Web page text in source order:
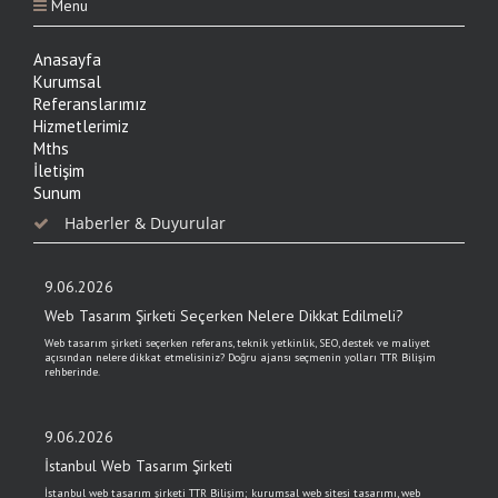
Menu
Anasayfa
Kurumsal
Referanslarımız
Hizmetlerimiz
Mths
İletişim
Sunum
Haberler & Duyurular
9.06.2026
Web Tasarım Şirketi Seçerken Nelere Dikkat Edilmeli?
Web tasarım şirketi seçerken referans, teknik yetkinlik, SEO, destek ve maliyet
açısından nelere dikkat etmelisiniz? Doğru ajansı seçmenin yolları TTR Bilişim
rehberinde.
9.06.2026
İstanbul Web Tasarım Şirketi
İstanbul web tasarım şirketi TTR Bilişim; kurumsal web sitesi tasarımı, web